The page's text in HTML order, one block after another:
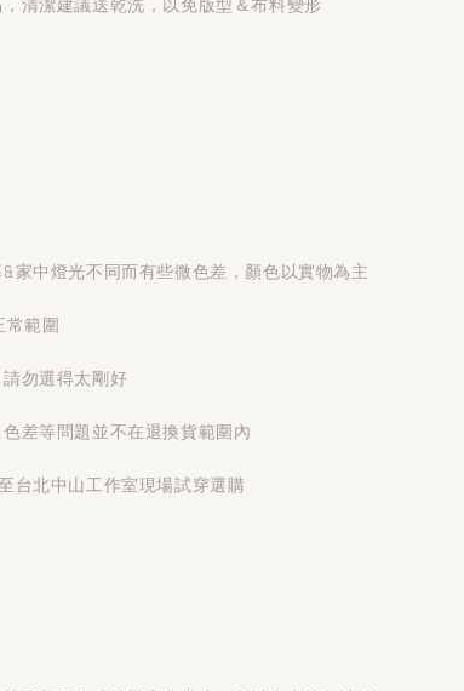
，清潔建議送乾洗，以免版型＆布料變形
家中燈光不同而有些微色差，顏色以實物為主
常範圍
勿選得太剛好
差等問題並不在退換貨範圍內
台北中山工作室現場試穿選購